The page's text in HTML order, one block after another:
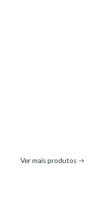
Ver mais produtos